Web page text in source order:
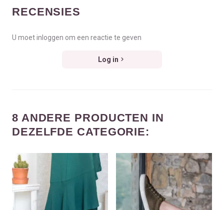
RECENSIES
U moet inloggen om een reactie te geven
Log in
8 ANDERE PRODUCTEN IN
DEZELFDE CATEGORIE: